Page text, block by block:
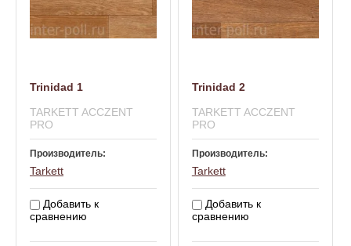
Trinidad 1
TARKETT ACCZENT
PRO
Производитель:
Tarkett
Добавить к
сравнению
Trinidad 2
TARKETT ACCZENT
PRO
Производитель:
Tarkett
Добавить к
сравнению